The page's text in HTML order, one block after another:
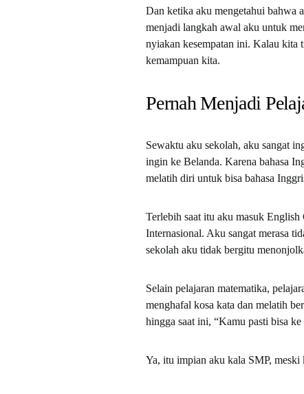
Dan ketika aku mengetahui bahwa
menjadi langkah awal aku untuk
nyiakan kesempatan ini. Kalau kita
kemampuan kita.
Pernah Menjadi
Sewaktu aku sekolah, aku sangat
ingin ke Belanda. Karena bahasa
melatih diri untuk bisa bahasa
Terlebih saat itu aku masuk English
Internasional. Aku sangat merasa
sekolah aku tidak bergitu
Selain pelajaran matematika,
menghafal kosa kata dan melatih
hingga saat ini, “Kamu pasti bisa
Ya, itu impian aku kala SMP, meski